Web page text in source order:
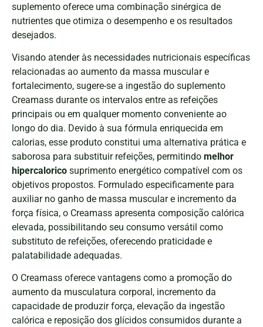
suplemento oferece uma combinação sinérgica de
nutrientes que otimiza o desempenho e os resultados
desejados.
Visando atender às necessidades nutricionais específicas
relacionadas ao aumento da massa muscular e
fortalecimento, sugere-se a ingestão do suplemento
Creamass durante os intervalos entre as refeições
principais ou em qualquer momento conveniente ao
longo do dia. Devido à sua fórmula enriquecida em
calorias, esse produto constitui uma alternativa prática e
saborosa para substituir refeições, permitindo melhor
hipercalorico suprimento energético compatível com os
objetivos propostos. Formulado especificamente para
auxiliar no ganho de massa muscular e incremento da
força física, o Creamass apresenta composição calórica
elevada, possibilitando seu consumo versátil como
substituto de refeições, oferecendo praticidade e
palatabilidade adequadas.
O Creamass oferece vantagens como a promoção do
aumento da musculatura corporal, incremento da
capacidade de produzir força, elevação da ingestão
calórica e reposição dos glícidos consumidos durante a